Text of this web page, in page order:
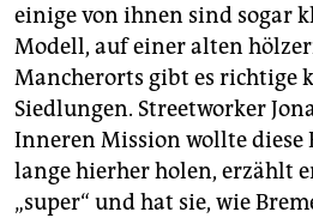
einige von ihnen sind sogar
Modell, auf einer alten
Mancherorts gibt es richtige
Siedlungen. Streetworker
Inneren Mission wollte diese
lange hierher holen, erzählt
„super“ und hat sie, wie